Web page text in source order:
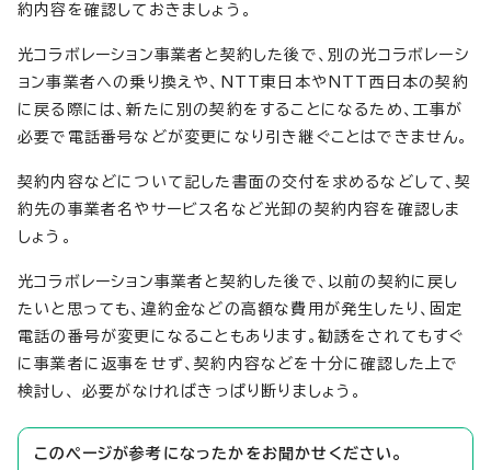
約内容を確認しておきましょう。
光コラボレーション事業者と契約した後で、別の光コラボレーシ
ョン事業者への乗り換えや、NTT東日本やNTT西日本の契約
に戻る際には、新たに別の契約をすることになるため、工事が
必要で電話番号などが変更になり引き継ぐことはできません。
契約内容などについて記した書面の交付を求めるなどして、契
約先の事業者名やサービス名など光卸の契約内容を確認しま
しょう。
光コラボレーション事業者と契約した後で、以前の契約に戻し
たいと思っても、違約金などの高額な費用が発生したり、固定
電話の番号が変更になることもあります。勧誘をされてもすぐ
に事業者に返事をせず、契約内容などを十分に確認した上で
検討し、 必要がなければきっぱり断りましょう。
このページが参考になったかをお聞かせください。